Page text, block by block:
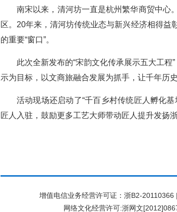
南宋以来，清河坊一直是杭州繁华商贸中心
区。20年来，清河坊传统业态与新兴经济相得
的重要“窗口”。
此次全新发布的“宋韵文化传承展示五大工
示为目标，以文商旅融合发展为抓手，让千年历
活动现场还启动了“千百乡村传统匠人孵化
匠人入驻，鼓励更多工艺大师带动匠人提升发扬
增值电信业务经营许可证：浙B2-
网络文化经营许可:浙网文